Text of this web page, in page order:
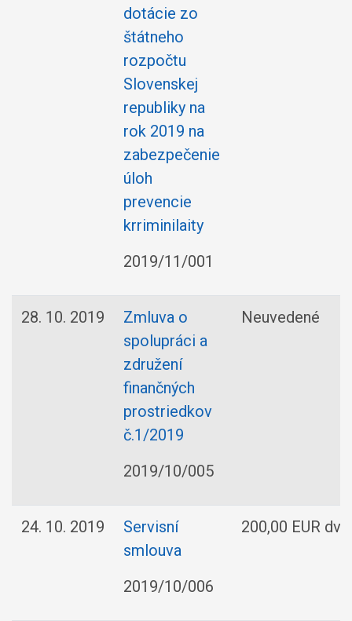
dotácie zo
štátneho
rozpočtu
Slovenskej
republiky na
rok 2019 na
zabezpečenie
úloh
prevencie
krriminilaity
2019/11/001
28. 10. 2019
Zmluva o
spolupráci a
združení
finančných
prostriedkov
č.1/2019
2019/10/005
Neuvedené
24. 10. 2019
Servisní
smlouva
2019/10/006
200,00 EUR